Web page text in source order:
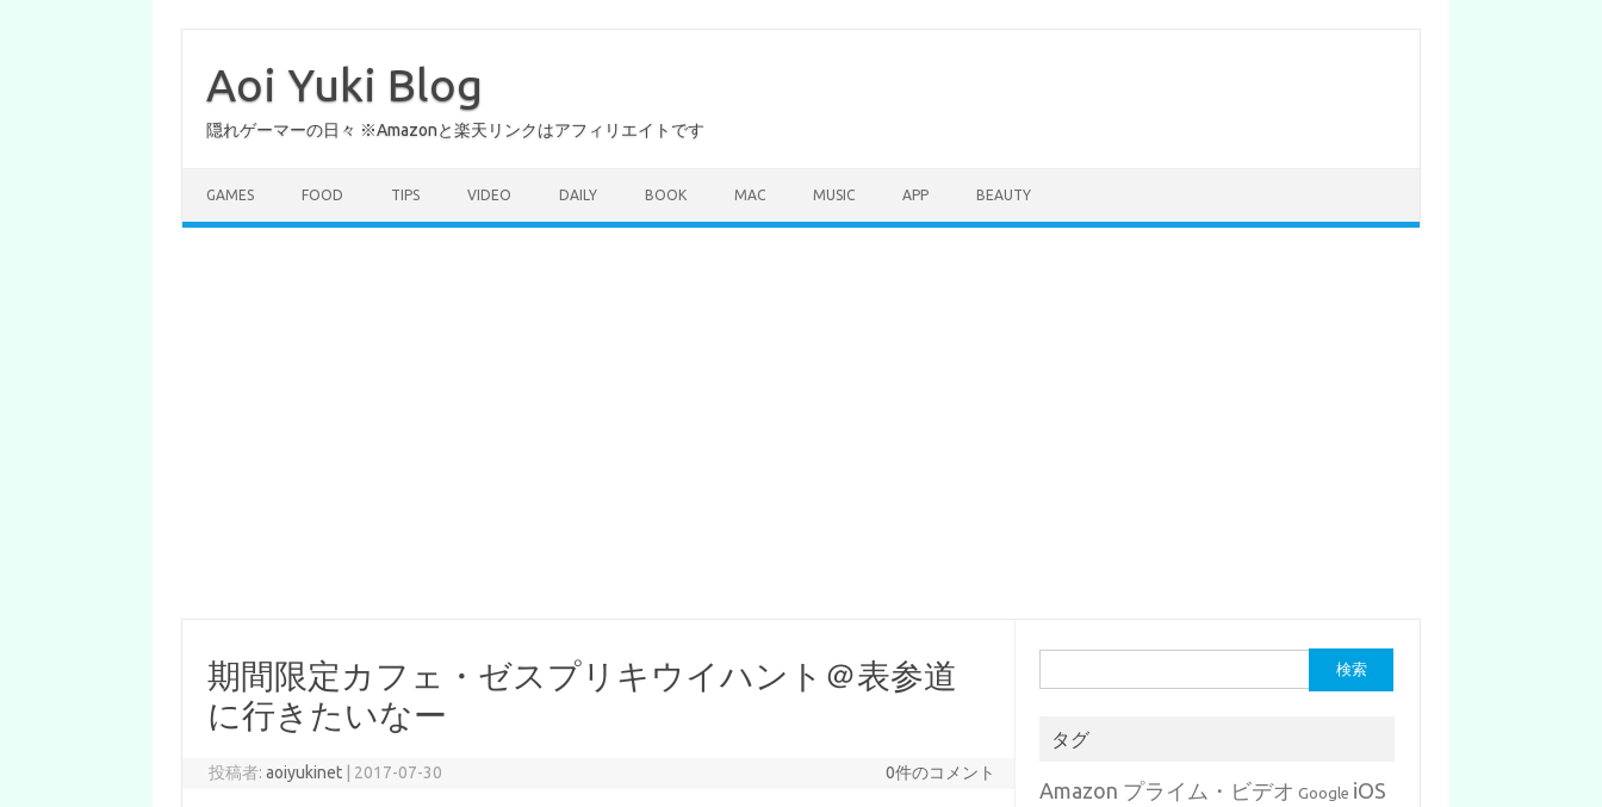
Aoi Yuki Blog
隠れゲーマーの日々 ※Amazonと楽天リンクはアフィリエイトです
GAMES FOOD TIPS VIDEO DAILY BOOK MAC MUSIC APP BEAUTY
期間限定カフェ・ゼスプリキウイハント＠表参道
に行きたいなー
投稿者:aoiyukinet 2017-07-30 0件のコメント
索:
タグ
Amazon プライム・ビデオ Google iOS